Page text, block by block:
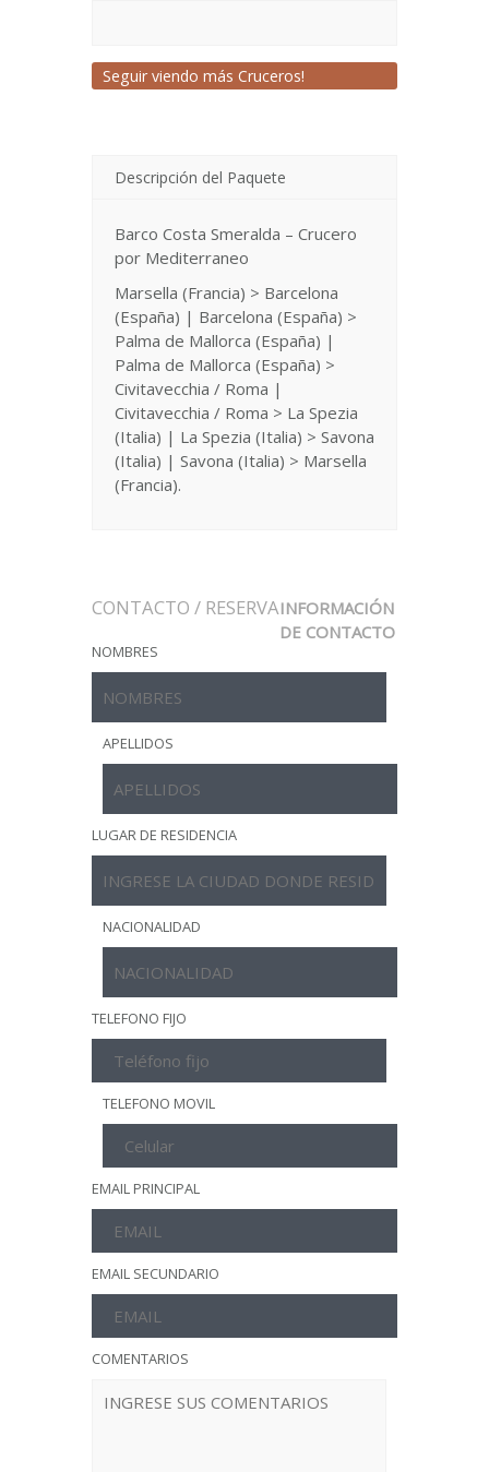
Seguir viendo más Cruceros!
Descripción del Paquete
Barco Costa Smeralda – Crucero
por Mediterraneo
Marsella (Francia) > Barcelona
(España) | Barcelona (España) >
Palma de Mallorca (España) |
Palma de Mallorca (España) >
Civitavecchia / Roma |
Civitavecchia / Roma > La Spezia
(Italia) | La Spezia (Italia) > Savona
(Italia) | Savona (Italia) > Marsella
(Francia).
CONTACTO / RESERVAINFORMACIÓN
DE CONTACTO
NOMBRES
APELLIDOS
LUGAR DE RESIDENCIA
NACIONALIDAD
TELEFONO FIJO
TELEFONO MOVIL
EMAIL PRINCIPAL
EMAIL SECUNDARIO
COMENTARIOS